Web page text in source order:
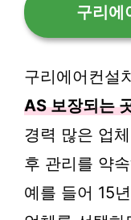
구리에
구리에어컨설
AS 보장되는
경력 많은 업
후 관리를 약
예를 들어 15